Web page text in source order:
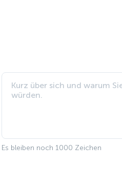
Es bleiben noch 1000 Zeichen